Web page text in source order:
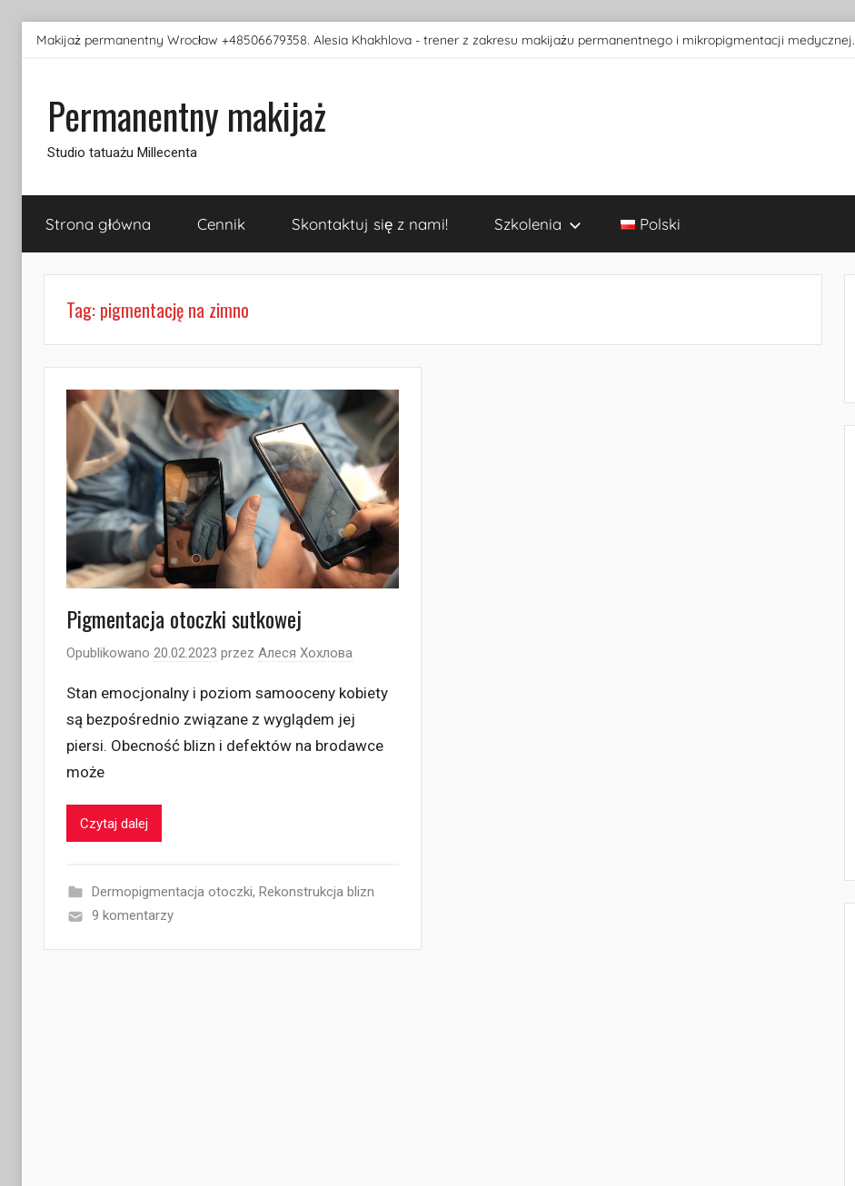
Przejdź
Makijaż permanentny Wrocław +48506679358. Alesia Khakhlova - trener z zakresu makijażu permanentnego i mikropigmentacji medycznej.
Permanentny makijaż
Studio tatuażu Millecenta
Strona główna Cennik Skontaktuj się z nami! Szkolenia Polski
Tag: pigmentację na zimno
Pigmentacja otoczki sutkowej
Opublikowano 20.02.2023 przez Алеся Хохлова
Stan emocjonalny i poziom samooceny kobiety
są bezpośrednio związane z wyglądem jej
piersi. Obecność blizn i defektów na brodawce
może
Czytaj dalej
Dermopigmentacja otoczki, Rekonstrukcja blizn
9 komentarzy